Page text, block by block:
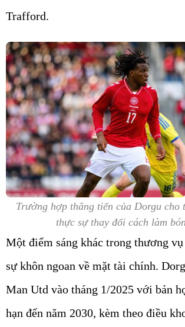
Trafford.
Trường hợp thăng tiến của Dorgu cho
thực sự thay đổi cách làm
Một điểm sáng khác trong thương
sự khôn ngoan về mặt tài chính.
Man Utd vào tháng 1/2025 với bản
hạn đến năm 2030, kèm theo điều